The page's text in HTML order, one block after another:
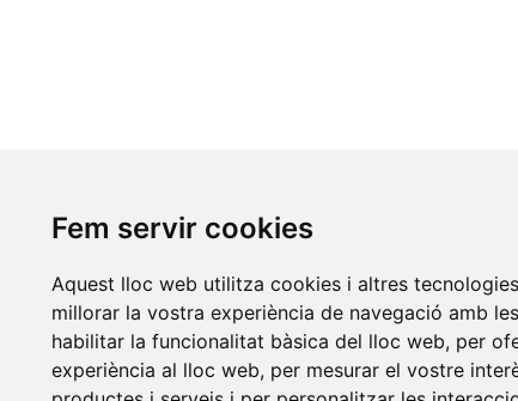
Fem servir cookies
Aquest lloc web utilitza cookies i altres
millorar la vostra experiència de navegació amb
habilitar la funcionalitat bàsica del lloc web, per
experiència al lloc web, per mesurar el vostre
Programa de
publicacions
Xarxa Vives
Edifici Àgora